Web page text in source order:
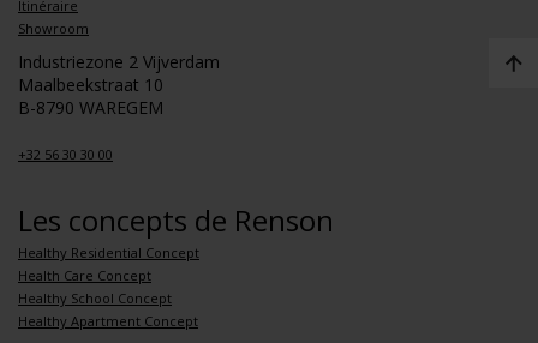
Itinéraire
Showroom
Industriezone 2 Vijverdam
Maalbeekstraat 10
B-8790 WAREGEM
+32 56 30 30 00
Les concepts de Renson
Healthy Residential Concept
Health Care Concept
Healthy School Concept
Healthy Apartment Concept